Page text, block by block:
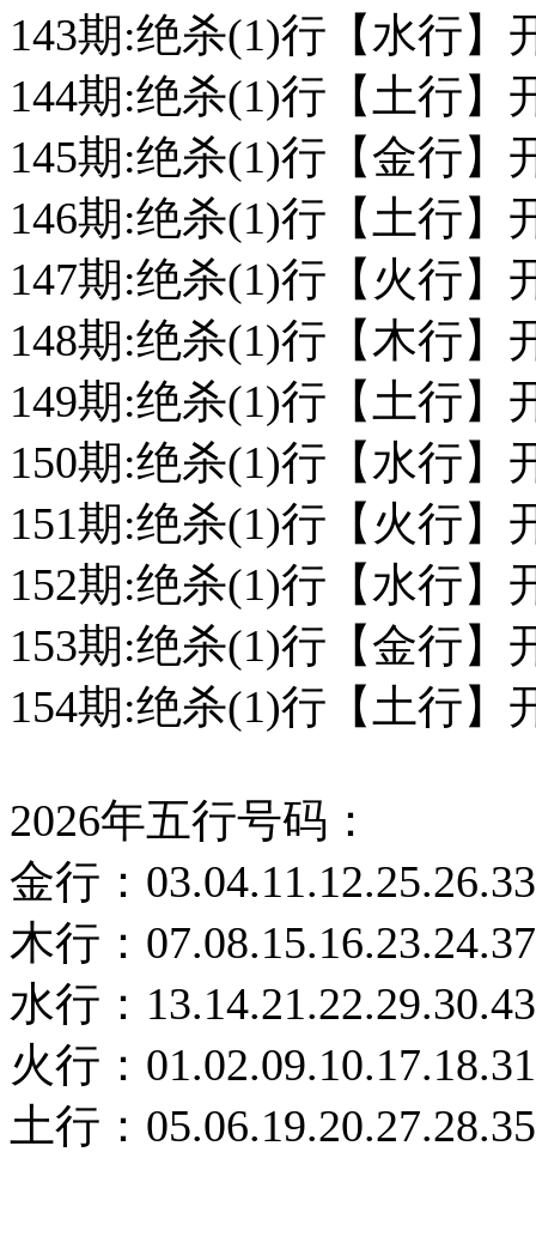
143期:绝杀(1)行【水行】
144期:绝杀(1)行【土行】
145期:绝杀(1)行【金行】
146期:绝杀(1)行【土行】
147期:绝杀(1)行【火行】
148期:绝杀(1)行【木行】
149期:绝杀(1)行【土行】
150期:绝杀(1)行【水行】
151期:绝杀(1)行【火行】
152期:绝杀(1)行【水行】
153期:绝杀(1)行【金行】
154期:绝杀(1)行【土行】
2026年五行号码：
金行：
木行：
水行：
火行：
土行：